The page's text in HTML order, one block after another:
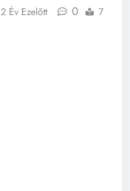
2 Év Ezelőtt 0
7